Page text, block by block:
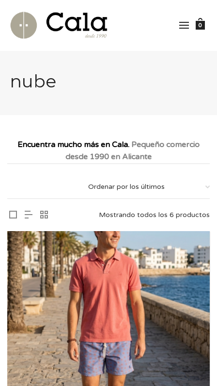
0
nube
Encuentra mucho más en Cala. Pequeño comercio
desde 1990 en Alicante
Mostrando todos los 6 productos